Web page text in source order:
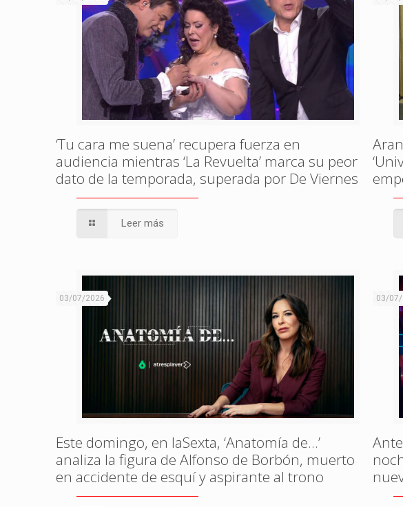
‘Tu cara me suena’ recupera fuerza en
audiencia mientras ‘La Revuelta’ marca su peor
dato de la temporada, superada por De Viernes
Leer más
03/07/2026
Este domingo, en laSexta, ‘Anatomía de…’
analiza la figura de Alfonso de Borbón, muerto
en accidente de esquí y aspirante al trono
03/